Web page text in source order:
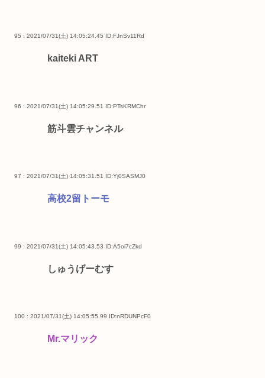
95 : 2021/07/31(土) 14:05:24.45 ID:FJnSv11Rd
kaiteki ART
96 : 2021/07/31(土) 14:05:29.51 ID:PTsKRMChr
筋斗雲チャンネル
97 : 2021/07/31(土) 14:05:31.51 ID:Yj0SASMJ0
高校2留トーモ
99 : 2021/07/31(土) 14:05:43.53 ID:A5oi7cZkd
しゅうげーむす
100 : 2021/07/31(土) 14:05:55.99 ID:nRDUNPcF0
Mr.マリック